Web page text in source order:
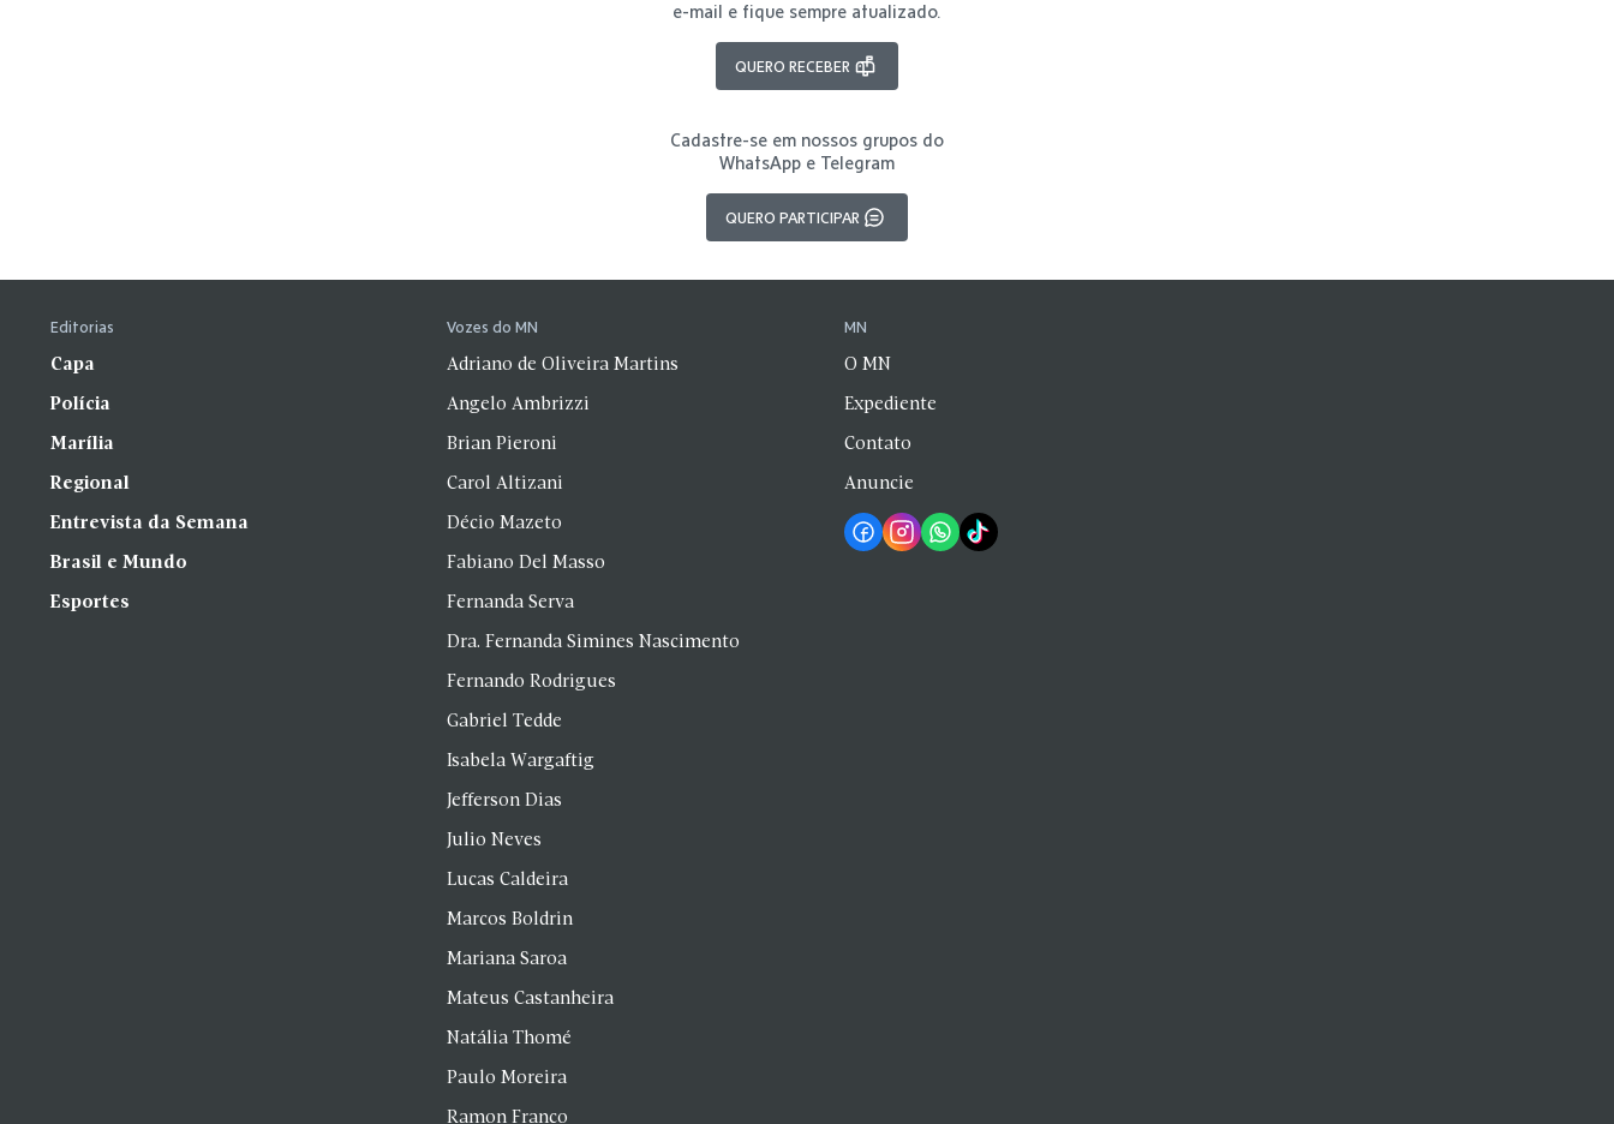
e-mail e fique sempre atualizado.
QUERO RECEBER
Cadastre-se em nossos grupos do
WhatsApp e Telegram
QUERO PARTICIPAR
Editorias
Capa
Polícia
Marília
Regional
Entrevista da Semana
Brasil e Mundo
Esportes
Vozes do MN
Adriano de Oliveira Martins
Angelo Ambrizzi
Brian Pieroni
Carol Altizani
Décio Mazeto
Fabiano Del Masso
Fernanda Serva
Dra. Fernanda Simines Nascimento
Fernando Rodrigues
Gabriel Tedde
Isabela Wargaftig
Jefferson Dias
Julio Neves
Lucas Caldeira
Marcos Boldrin
Mariana Saroa
Mateus Castanheira
Natália Thomé
Paulo Moreira
Ramon Franco
MN
O MN
Expediente
Contato
Anuncie